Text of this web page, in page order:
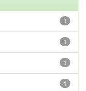
1
1
1
1